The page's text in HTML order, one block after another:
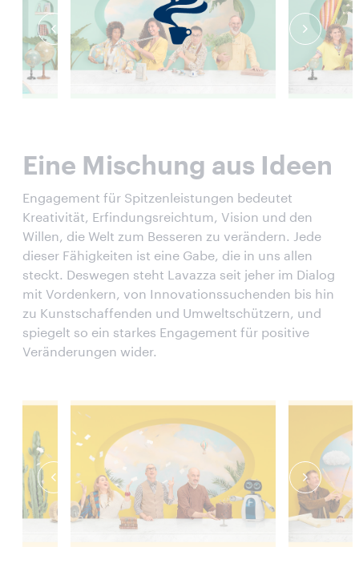
Eine Mischung aus Ideen
Engagement für Spitzenleistungen bedeutet
Kreativität, Erfindungsreichtum, Vision und den
Willen, die Welt zum Besseren zu verändern. Jede
dieser Fähigkeiten ist eine Gabe, die in uns allen
steckt. Deswegen steht Lavazza seit jeher im Dialog
mit Vordenkern, von Innovationssuchenden bis hin
zu Kunstschaffenden und Umweltschützern, und
spiegelt so ein starkes Engagement für positive
Veränderungen wider.